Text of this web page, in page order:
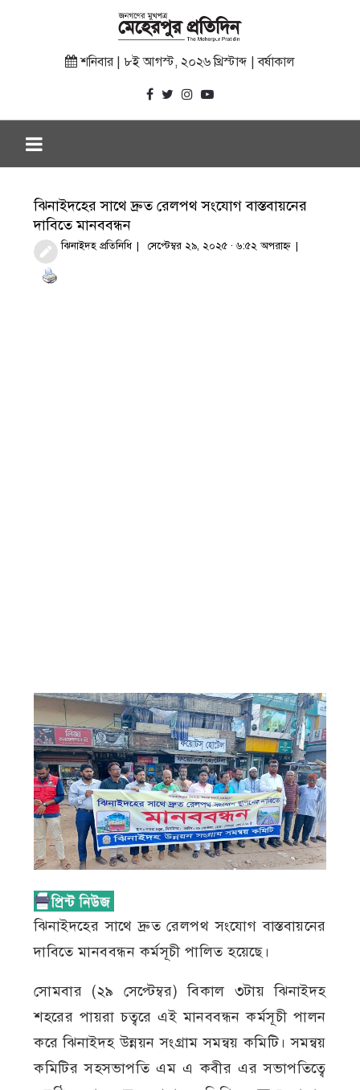
শনিবার | ৮ই আগস্ট, ২০২৬ খ্রিস্টাব্দ | বর্ষাকাল
ঝিনাইদহের সাথে দ্রুত রেলপথ সংযোগ বাস্তবায়নের
দাবিতে মানববন্ধন
ঝিনাইদহ প্রতিনিধি সেপ্টেম্বর ২৯, ২০২৫ · ৬:৫২ অপরাহ্ণ
ঝিনাইদহের সাথে দ্রুত রেলপথ সংযোগ বাস্তবায়নের
দাবিতে মানববন্ধন কর্মসূচী পালিত হয়েছে।
সোমবার (২৯ সেপ্টেম্বর) বিকাল ৩টায় ঝিনাইদহ
শহরের পায়রা চত্বরে এই মানববন্ধন কর্মসূচী পালন
করে ঝিনাইদহ উন্নয়ন সংগ্রাম সমন্বয় কমিটি। সমন্বয়
কমিটির সহসভাপতি এম এ কবীর এর সভাপতিত্বে